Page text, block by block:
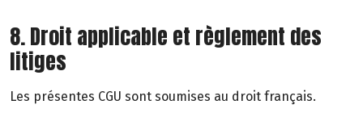
8. Droit applicable et règlement des
litiges
Les présentes CGU sont soumises au droit français.